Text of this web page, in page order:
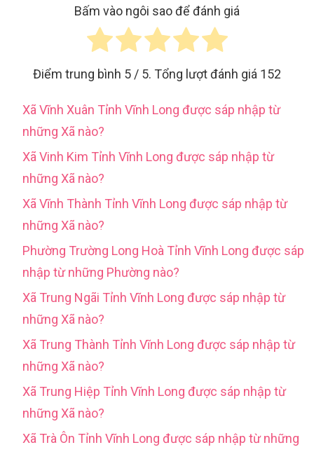
Bấm vào ngôi sao để đánh giá
Điểm trung bình 5 / 5. Tổng lượt đánh giá 152
Xã Vĩnh Xuân Tỉnh Vĩnh Long được sáp nhập từ
những Xã nào?
Xã Vinh Kim Tỉnh Vĩnh Long được sáp nhập từ
những Xã nào?
Xã Vĩnh Thành Tỉnh Vĩnh Long được sáp nhập từ
những Xã nào?
Phường Trường Long Hoà Tỉnh Vĩnh Long được sáp
nhập từ những Phường nào?
Xã Trung Ngãi Tỉnh Vĩnh Long được sáp nhập từ
những Xã nào?
Xã Trung Thành Tỉnh Vĩnh Long được sáp nhập từ
những Xã nào?
Xã Trung Hiệp Tỉnh Vĩnh Long được sáp nhập từ
những Xã nào?
Xã Trà Ôn Tỉnh Vĩnh Long được sáp nhập từ những